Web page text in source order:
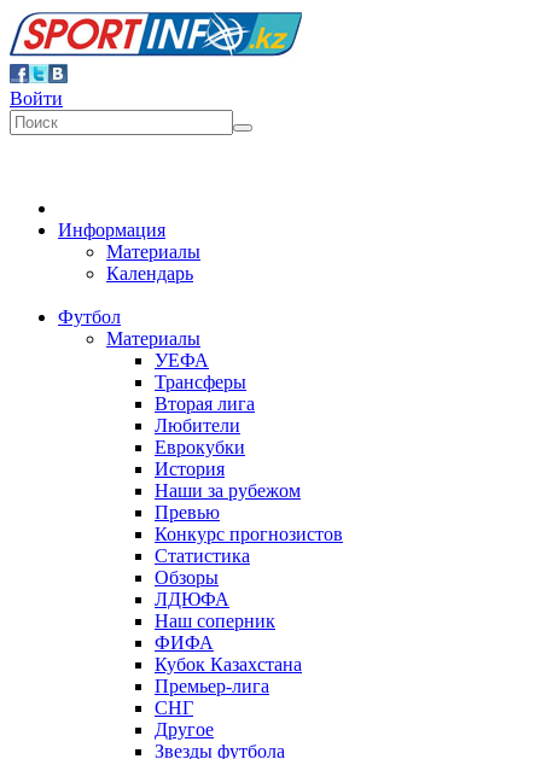
Войти
Информация
Материалы
Календарь
Футбол
Материалы
УЕФА
Трансферы
Вторая лига
Любители
Еврокубки
История
Наши за рубежом
Превью
Конкурс прогнозистов
Статистика
Обзоры
ЛДЮФА
Наш соперник
ФИФА
Кубок Казахстана
Премьер-лига
СНГ
Другое
Звезды футбола